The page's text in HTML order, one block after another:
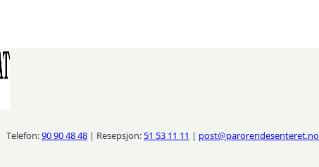
Telefon:90 90 48 48 | Resepsjon: 51 53 11 11 | post@parorendesenteret.no